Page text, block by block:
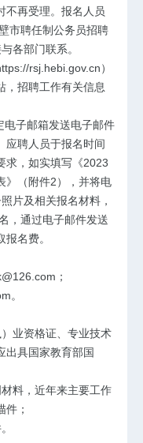
不再受理。报名人员
市聘任制公务员招聘
各部门联系。
rsj.hebi. gov.cn）
，招聘工作有关信息
电子邮箱发送电子邮件
应聘人员于报名时间
求，如实填写《2023
》（附件2），并将电
片及相关报名材料，
，通过电子邮件发送
名费。
；
。
业资格证、专业技术
出具国家教育部国
料，近年来主要工作
；